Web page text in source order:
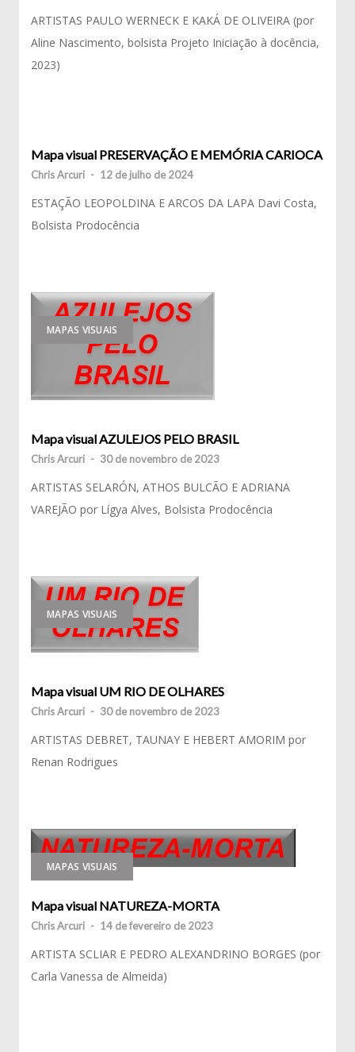
ARTISTAS PAULO WERNECK E KAKÁ DE OLIVEIRA (por
Aline Nascimento, bolsista Projeto Iniciação à docência,
2023)
Mapa visual PRESERVAÇÃO E MEMÓRIA CARIOCA
Chris Arcuri - 12 de julho de 2024
ESTAÇÃO LEOPOLDINA E ARCOS DA LAPA Davi Costa,
Bolsista Prodocência
MAPAS VISUAIS
Mapa visual AZULEJOS PELO BRASIL
Chris Arcuri - 30 de novembro de 2023
ARTISTAS SELARÓN, ATHOS BULCÃO E ADRIANA
VAREJÃO por Lígya Alves, Bolsista Prodocência
MAPAS VISUAIS
Mapa visual UM RIO DE OLHARES
Chris Arcuri - 30 de novembro de 2023
ARTISTAS DEBRET, TAUNAY E HEBERT AMORIM por
Renan Rodrigues
MAPAS VISUAIS
Mapa visual NATUREZA-MORTA
Chris Arcuri - 14 de fevereiro de 2023
ARTISTA SCLIAR E PEDRO ALEXANDRINO BORGES (por
Carla Vanessa de Almeida)